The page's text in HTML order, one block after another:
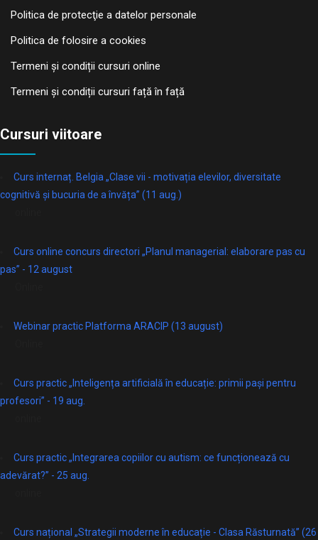
Politica de protecţie a datelor personale
Politica de folosire a cookies
Termeni și condiții cursuri online
Termeni și condiții cursuri față în față
Cursuri viitoare
Curs internaț. Belgia „Clase vii - motivația elevilor, diversitate
cognitivă și bucuria de a învăța” (11 aug.)
Curs online concurs directori „Planul managerial: elaborare pas cu
pas” - 12 august
Webinar practic Platforma ARACIP (13 august)
Curs practic „Inteligența artificială în educație: primii pași pentru
profesori” - 19 aug.
Curs practic „Integrarea copiilor cu autism: ce funcționează cu
adevărat?” - 25 aug.
Curs național „Strategii moderne în educație - Clasa Răsturnată” (26